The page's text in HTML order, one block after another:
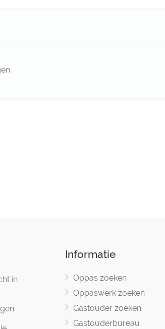
in
Informatie
Oppas zoeken
Oppaswerk zoeken
Gastouder zoeken
Gastouderbureau